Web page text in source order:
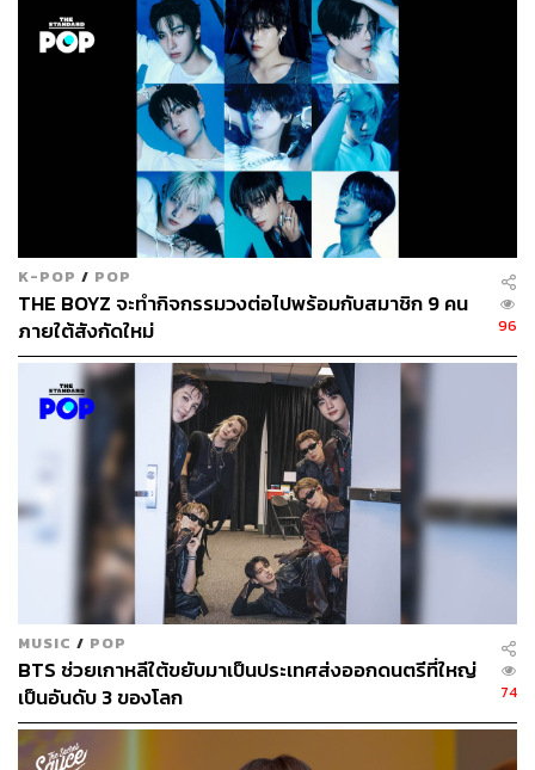
เรียกได้ว่าจากแค่โพสต์ตามหาร้านอร่อย ก็ได้กลายเป็นแฮช
แท็กรีวิวร้านอาหารขนาดใหญ่ที่มีคนเข้ามาพูดถึงกว่า
20,000 ครั้ง พร้อมด้วยร้านอาหารน่าลองในทุกมุมเมือง จน
หลายคนยกให้แบมแบมและแฮชแท็กนี้เป็นเครื่องมือขับ
เคลื่อนเศรษฐกิจในช่วงเวลานั้นเลยก็ว่าได้
K-POP / POP
THE BOYZ จะทำกิจกรรมวงต่อไปพร้อมกับสมาชิก 9 คน
ภายใต้สังกัดใหม่
96
MUSIC / POP
BTS ช่วยเกาหลีใต้ขยับมาเป็นประเทศส่งออกดนตรีที่ใหญ่
เป็นอันดับ 3 ของโลก
74